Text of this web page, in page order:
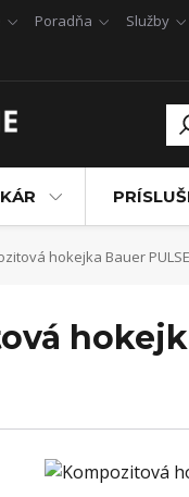
Poradňa Služby
hokejka Bauer